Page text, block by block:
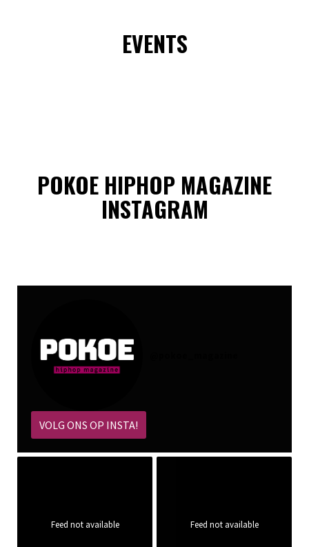
EVENTS
POKOE HIPHOP MAGAZINE
INSTAGRAM
VOLG ONS OP INSTA!
Feed not available Feed not available